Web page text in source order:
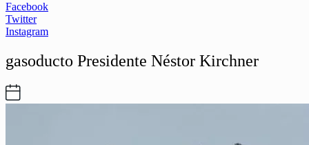
Facebook
Twitter
Instagram
gasoducto Presidente Néstor Kirchner